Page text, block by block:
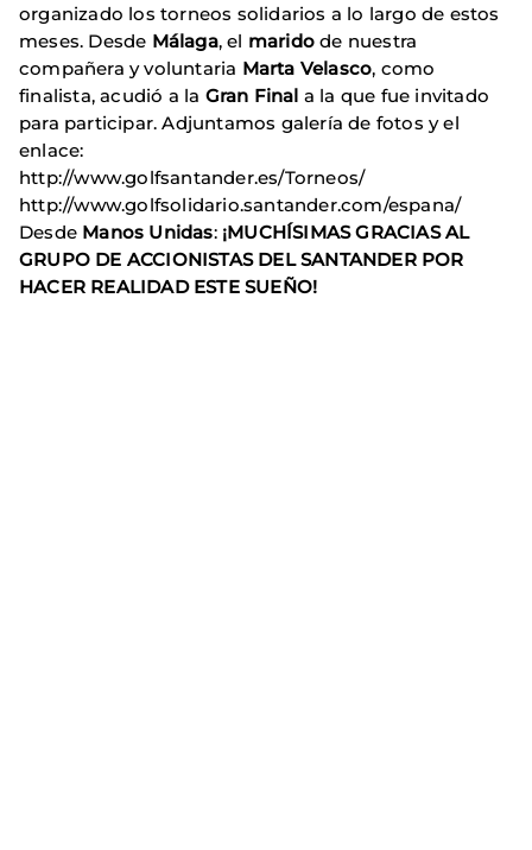
organizado los torneos solidarios a lo largo de estos
meses. Desde Málaga, el marido de nuestra
compañera y voluntaria Marta Velasco, como
finalista, acudió a la Gran Final a la que fue invitado
para participar. Adjuntamos galería de fotos y el
enlace:
http://www.golfsantander.es/Torneos/
http://www.golfsolidario.santander.com/espana/
Desde Manos Unidas: ¡MUCHÍSIMAS GRACIAS AL
GRUPO DE ACCIONISTAS DEL SANTANDER POR
HACER REALIDAD ESTE SUEÑO!